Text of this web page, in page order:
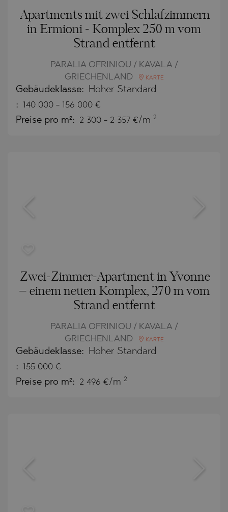
Apartments mit zwei Schlafzimmern
in Ermioni - Komplex 250 m vom
Strand entfernt
PARALIA OFRINIOU / KAVALA /
GRIECHENLAND
KARTE
Gebäudeklasse: Hoher Standard
: 140 000 - 156 000 €
Preise pro m²: 2 300 - 2 357 €/m 2
Zwei-Zimmer-Apartment in Yvonne
– einem neuen Komplex, 270 m vom
Strand entfernt
PARALIA OFRINIOU / KAVALA /
GRIECHENLAND
KARTE
Gebäudeklasse: Hoher Standard
: 155 000 €
Preise pro m²: 2 496 €/m 2